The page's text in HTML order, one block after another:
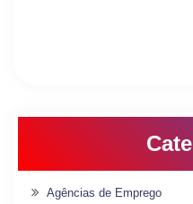
Agências de Emprego